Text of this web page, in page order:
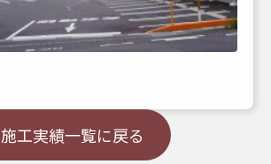
施工実績一覧に戻る